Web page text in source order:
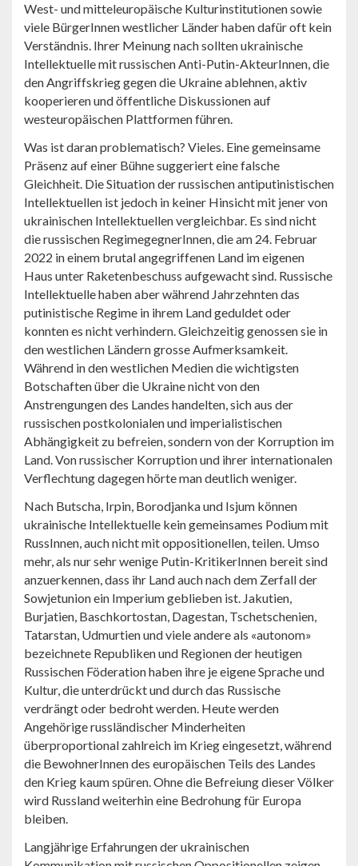
West- und mitteleuropäische Kulturinstitutionen sowie
viele BürgerInnen westlicher Länder haben dafür oft kein
Verständnis. Ihrer Meinung nach sollten ukrainische
Intellektuelle mit russischen Anti-Putin-AkteurInnen, die
den Angriffskrieg gegen die Ukraine ablehnen, aktiv
kooperieren und öffentliche Diskussionen auf
westeuropäischen Plattformen führen.
Was ist daran problematisch? Vieles. Eine gemeinsame
Präsenz auf einer Bühne suggeriert eine falsche
Gleichheit. Die Situation der russischen antiputinistischen
Intellektuellen ist jedoch in keiner Hinsicht mit jener von
ukrainischen Intellektuellen vergleichbar. Es sind nicht
die russischen RegimegegnerInnen, die am 24. Februar
2022 in einem brutal angegriffenen Land im eigenen
Haus unter Raketenbeschuss aufgewacht sind. Russische
Intellektuelle haben aber während Jahrzehnten das
putinistische Regime in ihrem Land geduldet oder
konnten es nicht verhindern. Gleichzeitig genossen sie in
den westlichen Ländern grosse Aufmerksamkeit.
Während in den westlichen Medien die wichtigsten
Botschaften über die Ukraine nicht von den
Anstrengungen des Landes handelten, sich aus der
russischen postkolonialen und imperialistischen
Abhängigkeit zu befreien, sondern von der Korruption im
Land. Von russischer Korruption und ihrer internationalen
Verflechtung dagegen hörte man deutlich weniger.
Nach Butscha, Irpin, Borodjanka und Isjum können
ukrainische Intellektuelle kein gemeinsames Podium mit
RussInnen, auch nicht mit oppositionellen, teilen. Umso
mehr, als nur sehr wenige Putin-KritikerInnen bereit sind
anzuerkennen, dass ihr Land auch nach dem Zerfall der
Sowjetunion ein Imperium geblieben ist. Jakutien,
Burjatien, Baschkortostan, Dagestan, Tschetschenien,
Tatarstan, Udmurtien und viele andere als «autonom»
bezeichnete Republiken und Regionen der heutigen
Russischen Föderation haben ihre je eigene Sprache und
Kultur, die unterdrückt und durch das Russische
verdrängt oder bedroht werden. Heute werden
Angehörige russländischer Minderheiten
überproportional zahlreich im Krieg eingesetzt, während
die BewohnerInnen des europäischen Teils des Landes
den Krieg kaum spüren. Ohne die Befreiung dieser Völker
wird Russland weiterhin eine Bedrohung für Europa
bleiben.
Langjährige Erfahrungen der ukrainischen